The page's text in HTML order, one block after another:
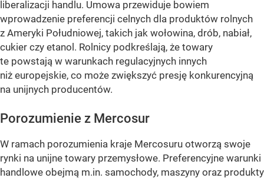
liberalizacji handlu. Umowa przewiduje bowiem
wprowadzenie preferencji celnych dla produktów rolnych
z Ameryki Południowej, takich jak wołowina, drób, nabiał,
cukier czy etanol. Rolnicy podkreślają, że towary
te powstają w warunkach regulacyjnych innych
niż europejskie, co może zwiększyć presję konkurencyjną
na unijnych producentów.
Porozumienie z Mercosur
W ramach porozumienia kraje Mercosuru otworzą swoje
rynki na unijne towary przemysłowe. Preferencyjne warunki
handlowe obejmą m.in. samochody, maszyny oraz produkty